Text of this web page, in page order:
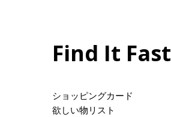
Find It Fast
ショッピングカード
欲しい物リスト